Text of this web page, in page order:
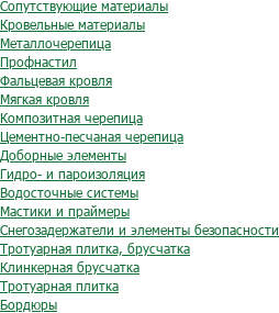
Сопутствующие материалы
Кровельные материалы
Металлочерепица
Профнастил
Фальцевая кровля
Мягкая кровля
Композитная черепица
Цементно-песчаная черепица
Доборные элементы
Гидро- и пароизоляция
Водосточные системы
Мастики и праймеры
Снегозадержатели и элементы безопасности
Тротуарная плитка, брусчатка
Клинкерная брусчатка
Тротуарная плитка
Бордюры